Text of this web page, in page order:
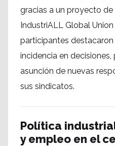
gracias a un proyecto
IndustriALL Global
participantes
incidencia en
asunción de nuevas
sus sindicatos.
Política
y empleo en el